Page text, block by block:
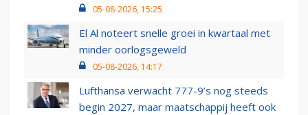
05-08-2026, 15:25
El Al noteert snelle groei in kwartaal met
minder oorlogsgeweld
05-08-2026, 14:17
Lufthansa verwacht 777-9’s nog steeds
begin 2027, maar maatschappij heeft ook